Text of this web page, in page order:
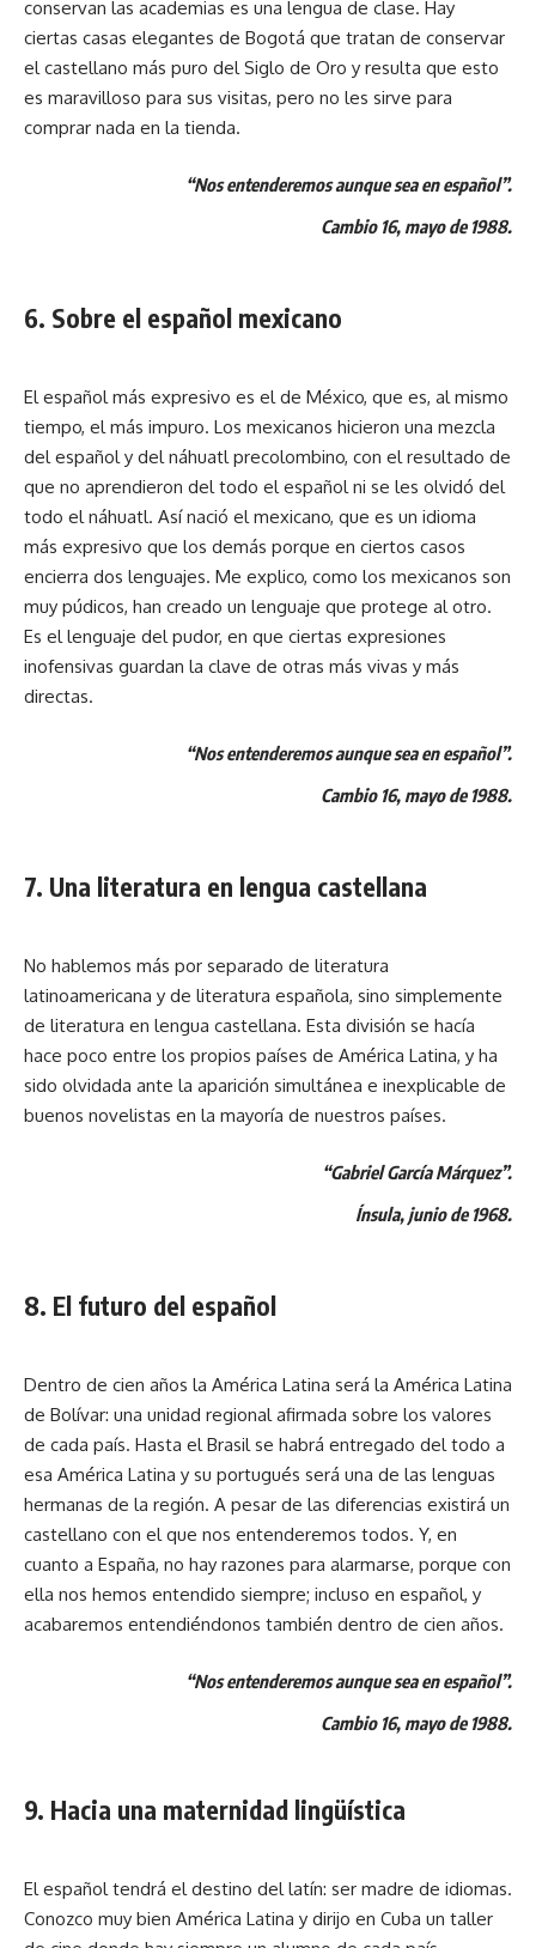
conservan las academias es una lengua de clase. Hay
ciertas casas elegantes de Bogotá que tratan de conservar
el castellano más puro del Siglo de Oro y resulta que esto
es maravilloso para sus visitas, pero no les sirve para
comprar nada en la tienda.
“Nos entenderemos aunque sea en español”.
Cambio 16, mayo de 1988.
6. Sobre el español mexicano
El español más expresivo es el de México, que es, al mismo
tiempo, el más impuro. Los mexicanos hicieron una mezcla
del español y del náhuatl precolombino, con el resultado de
que no aprendieron del todo el español ni se les olvidó del
todo el náhuatl. Así nació el mexicano, que es un idioma
más expresivo que los demás porque en ciertos casos
encierra dos lenguajes. Me explico, como los mexicanos son
muy púdicos, han creado un lenguaje que protege al otro.
Es el lenguaje del pudor, en que ciertas expresiones
inofensivas guardan la clave de otras más vivas y más
directas.
“Nos entenderemos aunque sea en español”.
Cambio 16, mayo de 1988.
7. Una literatura en lengua castellana
No hablemos más por separado de literatura
latinoamericana y de literatura española, sino simplemente
de literatura en lengua castellana. Esta división se hacía
hace poco entre los propios países de América Latina, y ha
sido olvidada ante la aparición simultánea e inexplicable de
buenos novelistas en la mayoría de nuestros países.
“Gabriel García Márquez”.
Ínsula, junio de 1968.
8. El futuro del español
Dentro de cien años la América Latina será la América Latina
de Bolívar: una unidad regional afirmada sobre los valores
de cada país. Hasta el Brasil se habrá entregado del todo a
esa América Latina y su portugués será una de las lenguas
hermanas de la región. A pesar de las diferencias existirá un
castellano con el que nos entenderemos todos. Y, en
cuanto a España, no hay razones para alarmarse, porque con
ella nos hemos entendido siempre; incluso en español, y
acabaremos entendiéndonos también dentro de cien años.
“Nos entenderemos aunque sea en español”.
Cambio 16, mayo de 1988.
9. Hacia una maternidad lingüística
El español tendrá el destino del latín: ser madre de idiomas.
Conozco muy bien América Latina y dirijo en Cuba un taller